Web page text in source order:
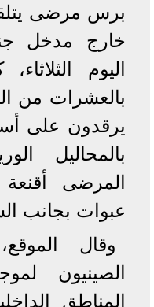
برس مرضى
خارج مدخل
اليوم
بالعشرات من
يرقدون على
بالمحاليل
المرضى
عبوات بجانب
وقال
الصينيون
المناطق